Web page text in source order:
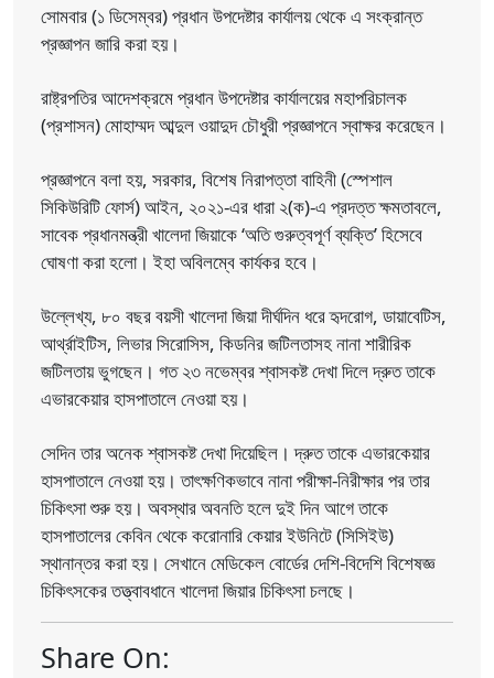
সোমবার (১ ডিসেম্বর) প্রধান উপদেষ্টার কার্যালয় থেকে এ সংক্রান্ত
প্রজ্ঞাপন জারি করা হয়।
রাষ্ট্রপতির আদেশক্রমে প্রধান উপদেষ্টার কার্যালয়ের মহাপরিচালক
(প্রশাসন) মোহাম্মদ আব্দুল ওয়াদুদ চৌধুরী প্রজ্ঞাপনে স্বাক্ষর করেছেন।
প্রজ্ঞাপনে বলা হয়, সরকার, বিশেষ নিরাপত্তা বাহিনী (স্পেশাল
সিকিউরিটি ফোর্স) আইন, ২০২১-এর ধারা ২(ক)-এ প্রদত্ত ক্ষমতাবলে,
সাবেক প্রধানমন্ত্রী খালেদা জিয়াকে ‘অতি গুরুত্বপূর্ণ ব্যক্তি’ হিসেবে
ঘোষণা করা হলো। ইহা অবিলম্বে কার্যকর হবে।
উল্লেখ্য, ৮০ বছর বয়সী খালেদা জিয়া দীর্ঘদিন ধরে হৃদরোগ, ডায়াবেটিস,
আর্থ্রাইটিস, লিভার সিরোসিস, কিডনির জটিলতাসহ নানা শারীরিক
জটিলতায় ভুগছেন। গত ২৩ নভেম্বর শ্বাসকষ্ট দেখা দিলে দ্রুত তাকে
এভারকেয়ার হাসপাতালে নেওয়া হয়।
সেদিন তার অনেক শ্বাসকষ্ট দেখা দিয়েছিল। দ্রুত তাকে এভারকেয়ার
হাসপাতালে নেওয়া হয়। তাৎক্ষণিকভাবে নানা পরীক্ষা-নিরীক্ষার পর তার
চিকিৎসা শুরু হয়। অবস্থার অবনতি হলে দুই দিন আগে তাকে
হাসপাতালের কেবিন থেকে করোনারি কেয়ার ইউনিটে (সিসিইউ)
স্থানান্তর করা হয়। সেখানে মেডিকেল বোর্ডের দেশি-বিদেশি বিশেষজ্ঞ
চিকিৎসকের তত্ত্বাবধানে খালেদা জিয়ার চিকিৎসা চলছে।
Share On: